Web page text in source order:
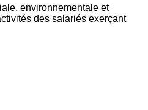
environnementale et
des salariés exerçant